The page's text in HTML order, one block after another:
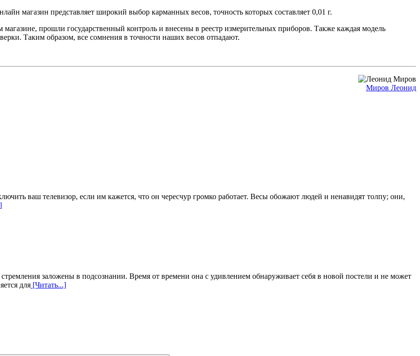
магазин представляет широкий выбор карманных весов, точность которых составляет 0,01 г.
прошли государственный контроль и внесены в реестр измерительных приборов. Также каждая модель
Таким образом, все сомнения в точности наших весов отпадают.
Миров Леонид
ваш телевизор, если им кажется, что он чересчур громко работает. Весы обожают людей и ненавидят толпу; они,
заложены в подсознании. Время от времени она с удивлением обнаруживает себя в новой постели и не может
для [Читать...]